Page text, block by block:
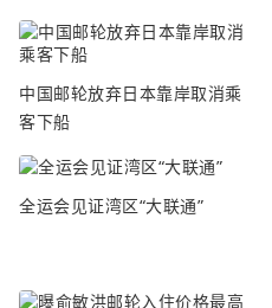
中国邮轮放弃日本靠岸取消乘
客下船
全运会见证湾区“大联通”